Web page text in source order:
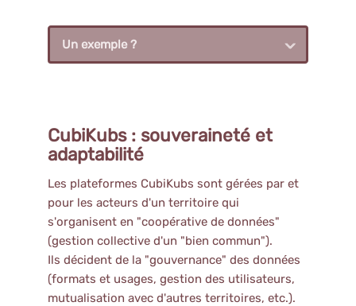
Un exemple ?
CubiKubs : souveraineté et
adaptabilité
Les plateformes CubiKubs sont gérées par et
pour les acteurs d'un territoire qui
s'organisent en "coopérative de données"
(gestion collective d'un "bien commun").
Ils décident de la "gouvernance" des données
(formats et usages, gestion des utilisateurs,
mutualisation avec d'autres territoires, etc.).